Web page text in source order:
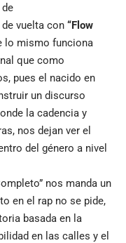
vuelta con “Flow
lo mismo funciona
que como
pues el nacido en
un discurso
la cadencia y
nos dejan ver el
del género a nivel
nos manda un
en el rap no se pide,
basada en la
en las calles y el